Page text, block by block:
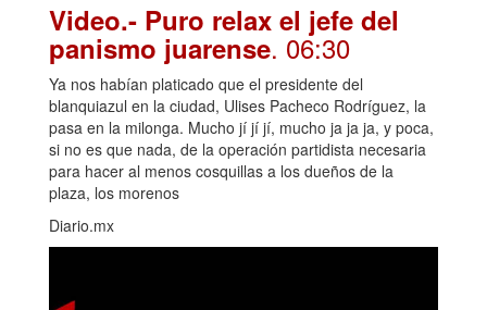
Video.- Puro relax el jefe del
panismo juarense. 06:30
Ya nos habían platicado que el presidente del
blanquiazul en la ciudad, Ulises Pacheco Rodríguez, la
pasa en la milonga. Mucho jí jí jí, mucho ja ja ja, y poca,
si no es que nada, de la operación partidista necesaria
para hacer al menos cosquillas a los dueños de la
plaza, los morenos
Diario.mx